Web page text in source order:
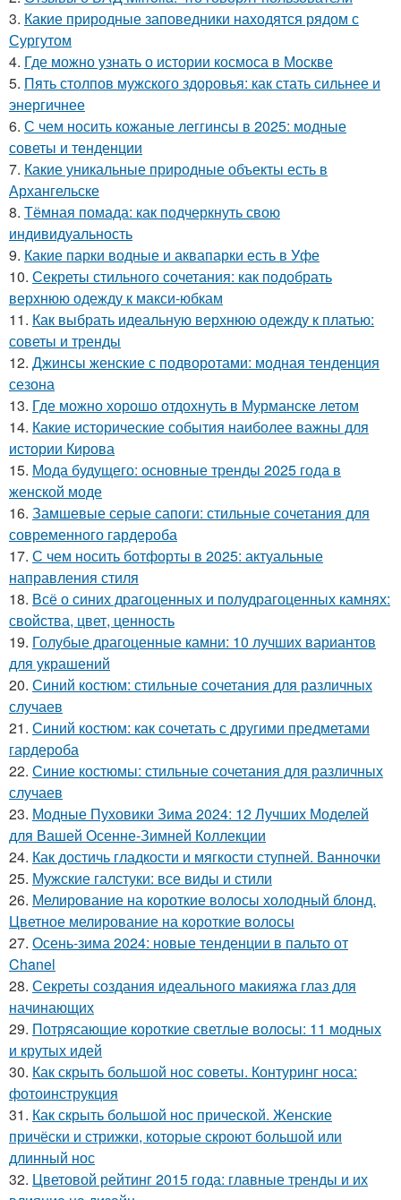
3. Какие природные заповедники находятся рядом с
Сургутом
4. Где можно узнать о истории космоса в Москве
5. Пять столпов мужского здоровья: как стать сильнее и
энергичнее
6. С чем носить кожаные леггинсы в 2025: модные
советы и тенденции
7. Какие уникальные природные объекты есть в
Архангельске
8. Тёмная помада: как подчеркнуть свою
индивидуальность
9. Какие парки водные и аквапарки есть в Уфе
10. Секреты стильного сочетания: как подобрать
верхнюю одежду к макси-юбкам
11. Как выбрать идеальную верхнюю одежду к платью:
советы и тренды
12. Джинсы женские с подворотами: модная тенденция
сезона
13. Где можно хорошо отдохнуть в Мурманске летом
14. Какие исторические события наиболее важны для
истории Кирова
15. Мода будущего: основные тренды 2025 года в
женской моде
16. Замшевые серые сапоги: стильные сочетания для
современного гардероба
17. С чем носить ботфорты в 2025: актуальные
направления стиля
18. Всё о синих драгоценных и полудрагоценных камнях:
свойства, цвет, ценность
19. Голубые драгоценные камни: 10 лучших вариантов
для украшений
20. Синий костюм: стильные сочетания для различных
случаев
21. Синий костюм: как сочетать с другими предметами
гардероба
22. Синие костюмы: стильные сочетания для различных
случаев
23. Модные Пуховики Зима 2024: 12 Лучших Моделей
для Вашей Осенне-Зимней Коллекции
24. Как достичь гладкости и мягкости ступней. Ванночки
25. Мужские галстуки: все виды и стили
26. Мелирование на короткие волосы холодный блонд.
Цветное мелирование на короткие волосы
27. Осень-зима 2024: новые тенденции в пальто от
Chanel
28. Секреты создания идеального макияжа глаз для
начинающих
29. Потрясающие короткие светлые волосы: 11 модных
и крутых идей
30. Как скрыть большой нос советы. Контуринг носа:
фотоинструкция
31. Как скрыть большой нос прической. Женские
причёски и стрижки, которые скроют большой или
длинный нос
32. Цветовой рейтинг 2015 года: главные тренды и их